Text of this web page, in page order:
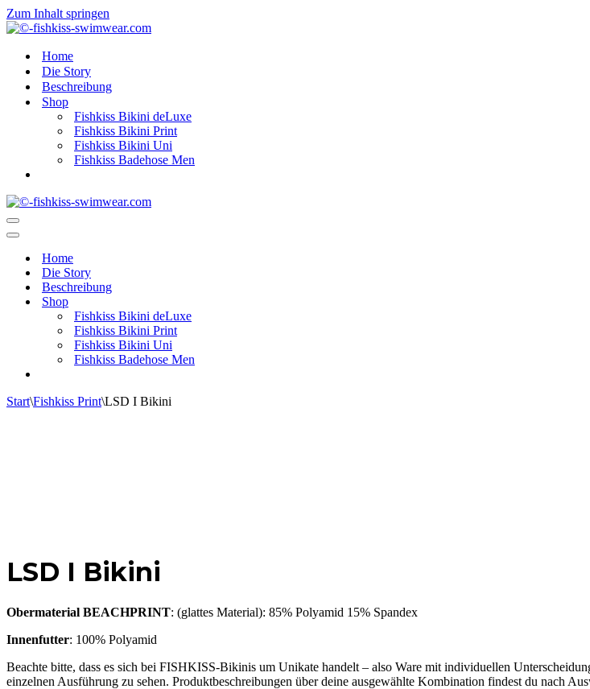
Zum Inhalt springen
Home
Die Story
Beschreibung
Shop
Fishkiss Bikini deLuxe
Fishkiss Bikini Print
Fishkiss Bikini Uni
Fishkiss Badehose Men
Navigationsmenü
Navigationsmenü
Home
Die Story
Beschreibung
Shop
Fishkiss Bikini deLuxe
Fishkiss Bikini Print
Fishkiss Bikini Uni
Fishkiss Badehose Men
Start\Fishkiss Print\LSD I Bikini
LSD I Bikini
Obermaterial BEACHPRINT: (glattes Material): 85% Polyamid 15% Spandex
Innenfutter: 100% Polyamid
Beachte bitte, dass es sich bei FISHKISS-Bikinis um Unikate handelt – also Ware mit individuellen
einzelnen Ausführung zu sehen. Produktbeschreibungen über deine ausgewählte Kombination findest du nach